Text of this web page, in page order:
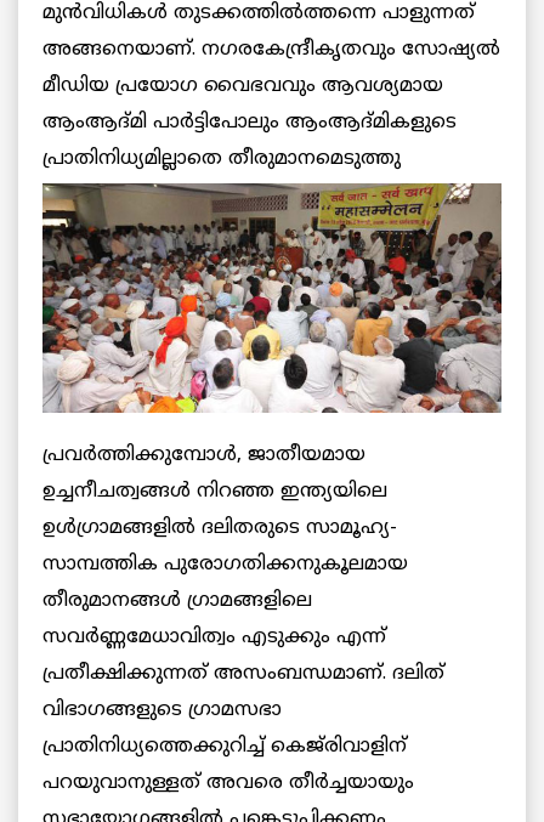
മുന്‍വിധികള്‍ തുടക്കത്തില്‍ത്തന്നെ പാളുന്നത്
അങ്ങനെയാണ്. നഗരകേന്ദ്രീകൃതവും സോഷ്യല്‍
മീഡിയ പ്രയോഗ വൈഭവവും ആവശ്യമായ
ആംആദ്മി പാര്‍ട്ടിപോലും ആംആദ്മികളുടെ
പ്രാതിനിധ്യമില്ലാതെ തീരുമാനമെടുത്തു
പ്രവര്‍ത്തിക്കുമ്പോള്‍, ജാതീയമായ
ഉച്ചനീചത്വങ്ങള്‍ നിറഞ്ഞ ഇന്ത്യയിലെ
ഉള്‍ഗ്രാമങ്ങളില്‍ ദലിതരുടെ സാമൂഹ്യ-
സാമ്പത്തിക പുരോഗതിക്കനുകൂലമായ
തീരുമാനങ്ങള്‍ ഗ്രാമങ്ങളിലെ
സവര്‍ണ്ണമേധാവിത്വം എടുക്കും എന്ന്
പ്രതീക്ഷിക്കുന്നത് അസംബന്ധമാണ്. ദലിത്
വിഭാഗങ്ങളുടെ ഗ്രാമസഭാ
പ്രാതിനിധ്യത്തെക്കുറിച്ച് കെജ്‌രിവാളിന്
പറയുവാനുള്ളത് അവരെ തീര്‍ച്ചയായും